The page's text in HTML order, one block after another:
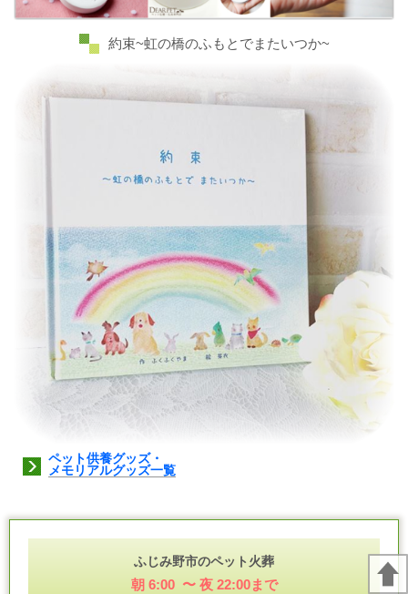
約束~虹の橋のふもとでまたいつか~
ペット供養グッズ・
メモリアルグッズ一覧
ふじみ野市のペット火葬
朝 6:00 〜 夜 22:00まで